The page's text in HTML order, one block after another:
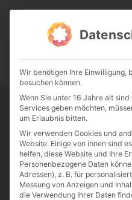
0:00
Tag:Palazzo
Papst Franziskus Ehe Sex
Franziskus
50 Jahre Humanae
Wir benötigen Ihre Einwilligung,
besuchen können.
Wenn Sie unter 16 Jahre alt
Services geben möchten,
um Erlaubnis bitten.
Wir verwenden Cookies und
Website. Einige von ihnen sind
helfen, diese Website und Ihre
Personenbezogene Daten
Adressen), z. B. für
Messung von Anzeigen und
die Verwendung Ihrer Daten